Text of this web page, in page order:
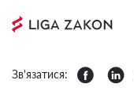
Зв'язатися: